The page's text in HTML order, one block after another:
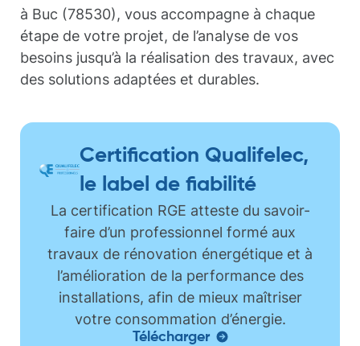
à Buc (78530), vous accompagne à chaque
étape de votre projet, de l’analyse de vos
besoins jusqu’à la réalisation des travaux, avec
des solutions adaptées et durables.
Certification Qualifelec,
le label de fiabilité
La certification RGE atteste du savoir-
faire d’un professionnel formé aux
travaux de rénovation énergétique et à
l’amélioration de la performance des
installations, afin de mieux maîtriser
votre consommation d’énergie.
Télécharger